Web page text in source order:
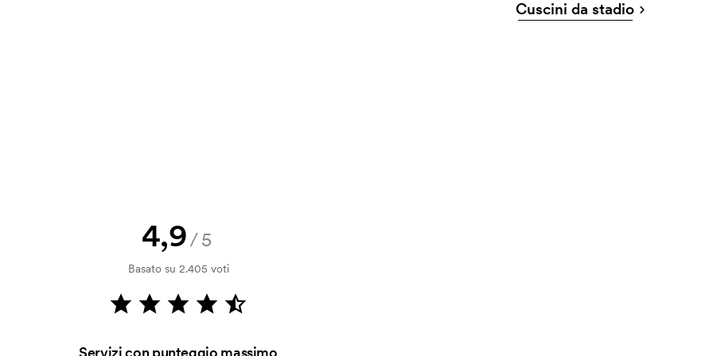
al momento della stampa.
da stampare. Se ripeti lo stesso
Cuscini da stadio
4,9/5
Basato su 2.405 voti